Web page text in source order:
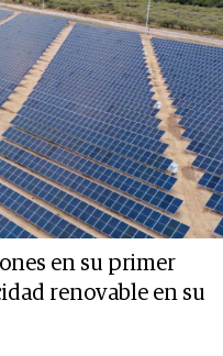
en su primer
renovable en su